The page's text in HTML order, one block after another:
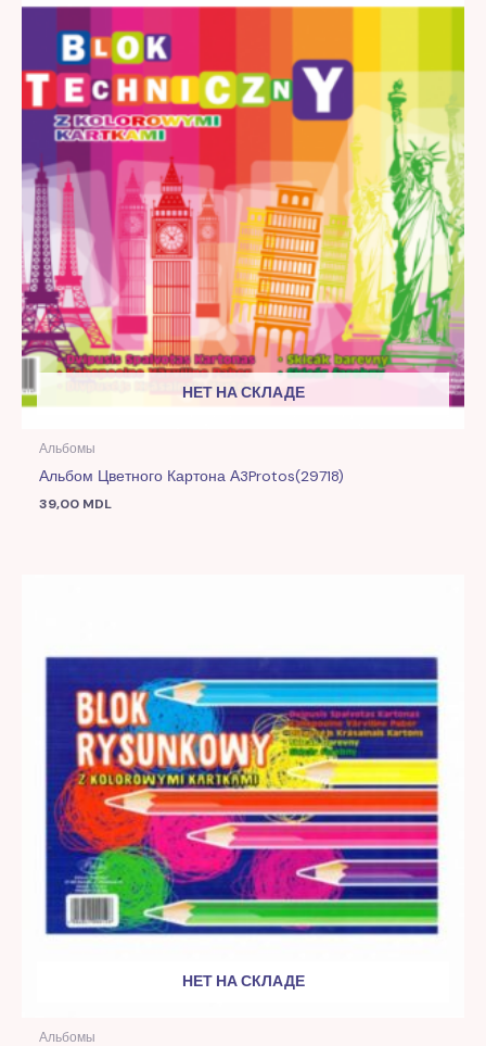
НЕТ НА СКЛАДЕ
Альбомы
Альбом Цветного Картона А3Protos(29718)
39,00 MDL
НЕТ НА СКЛАДЕ
Альбомы